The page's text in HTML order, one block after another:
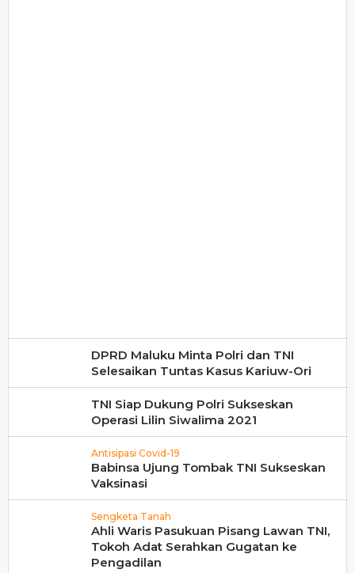
DPRD Maluku Minta Polri dan TNI
Selesaikan Tuntas Kasus Kariuw-Ori
TNI Siap Dukung Polri Sukseskan
Operasi Lilin Siwalima 2021
Antisipasi Covid-19
Babinsa Ujung Tombak TNI Sukseskan
Vaksinasi
Sengketa Tanah
Ahli Waris Pasukuan Pisang Lawan TNI,
Tokoh Adat Serahkan Gugatan ke
Pengadilan